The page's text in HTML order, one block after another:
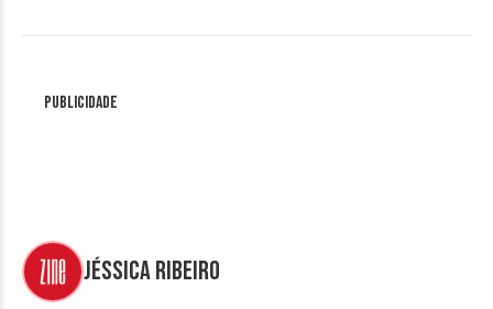
Publicidade
Jéssica Ribeiro